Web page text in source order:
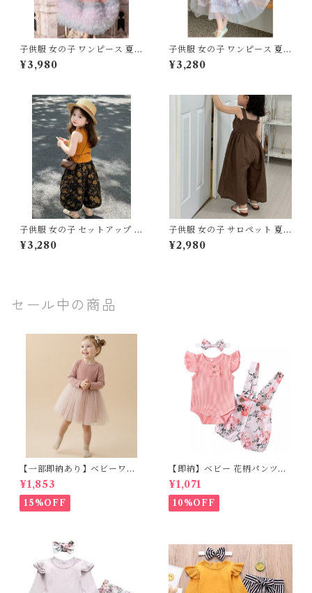
子供服 女の子 ワンピース 夏服
プリンセス ドレス チュール レ
ース フリル ティアード 110 12
デーション パステルカラー 発
表会 結婚式 お出かけ ピアノ
キッズ
¥3,980
子供服 女の子 ワンピース 夏服
プリンセス ドレス チュール ノ
ースリーブ 120 130 140 150
テルカラー キッズ ジュニア 韓
国子供服 発表会 結婚式 お出か
¥3,280
子供服 女の子 セットアップ 夏
服 上下セット タンクトップ ワ
イドパンツ 2点セット 80 90
通学 お出かけ リゾート
¥3,280
子供服 女の子 サロペット 夏服
オールインワン キャミソール
ワイドパンツ 80 90 100 110
¥2,980
セール中の商品
【一部即納あり】ベビーワン
ピース 星柄ラメ チュール ベビ
ー服 写真撮影 子供服 フリル
チュール 女の子 秋冬 春服 セ
レモニードレス 新生児 お宮参
0 80 90 100 110cm
¥1,853
15%OFF
【即納】ベビー 花柄パンツ&
フリルロンパースset＋ヘッド
バンド 3点セット☆女の子 フ
ェミニン 90㎝
¥1,071
10%OFF